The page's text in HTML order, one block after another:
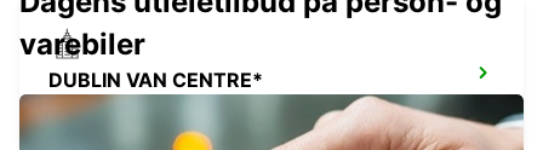
DUBLIN VAN CENTRE*
DUBLIN - IRELAND
varebiler